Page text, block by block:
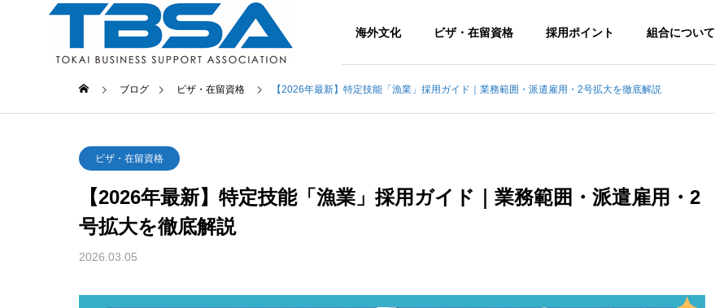
支援内容 海外文化 ビザ・在留資格 採用ポイント 組合について
ブログ ビザ・在留資格 【2026年最新】特定技能「漁業」採用ガイド｜業務範囲・派遣雇用・2号拡大を徹底解説
ビザ・在留資格
【2026年最新】特定技能「漁業」採用ガイド｜業務範囲・派遣雇用・2
号拡大を徹底解説
2026.03.05